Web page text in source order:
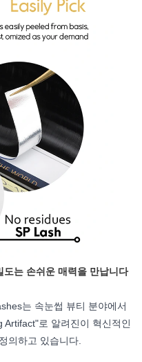
는 손쉬운 매력을 만납니다
는 속눈썹 뷰티 분야에서
로 알려진이 혁신적인
의하고 있습니다.